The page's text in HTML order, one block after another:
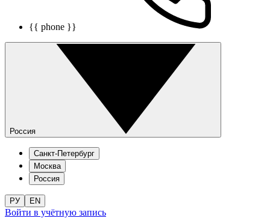
{{ phone }}
Россия
Санкт-Петербург
Москва
Россия
РУ EN
Войти в учётную запись